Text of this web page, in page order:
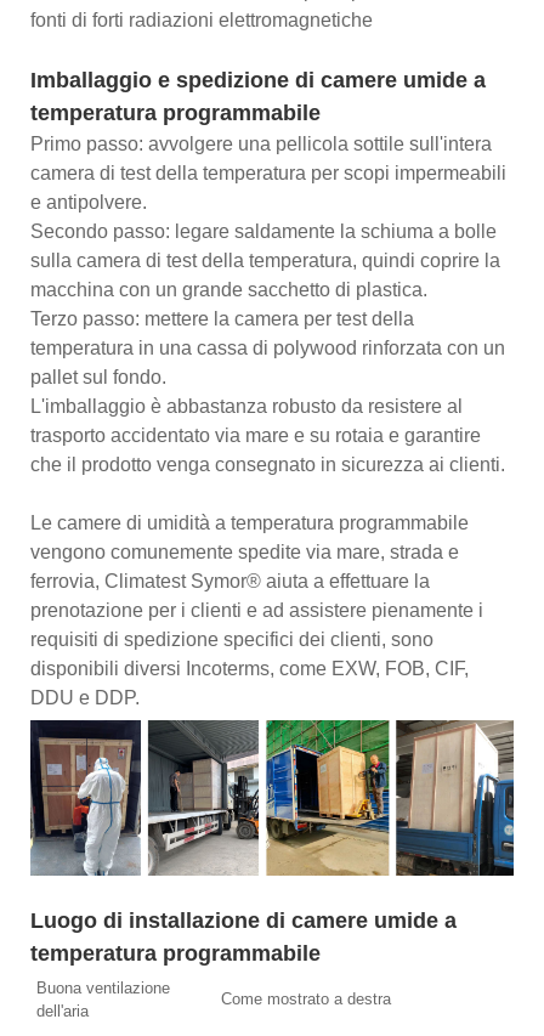
fonti di forti radiazioni elettromagnetiche
Imballaggio e spedizione di camere umide a
temperatura programmabile
Primo passo: avvolgere una pellicola sottile sull'intera
camera di test della temperatura per scopi impermeabili
e antipolvere.
Secondo passo: legare saldamente la schiuma a bolle
sulla camera di test della temperatura, quindi coprire la
macchina con un grande sacchetto di plastica.
Terzo passo: mettere la camera per test della
temperatura in una cassa di polywood rinforzata con un
pallet sul fondo.
L'imballaggio è abbastanza robusto da resistere al
trasporto accidentato via mare e su rotaia e garantire
che il prodotto venga consegnato in sicurezza ai clienti.
Le camere di umidità a temperatura programmabile
vengono comunemente spedite via mare, strada e
ferrovia, Climatest Symor® aiuta a effettuare la
prenotazione per i clienti e ad assistere pienamente i
requisiti di spedizione specifici dei clienti, sono
disponibili diversi Incoterms, come EXW, FOB, CIF,
DDU e DDP.
Luogo di installazione di camere umide a
temperatura programmabile
Buona ventilazione
dell'aria
Come mostrato a destra